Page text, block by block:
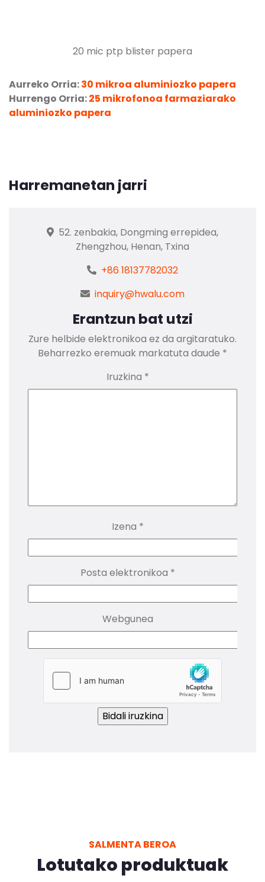
20 mic ptp blister papera
Aurreko Orria:30 mikroa aluminiozko papera
Hurrengo Orria:25 mikrofonoa farmaziarako
aluminiozko papera
Harremanetan jarri
52. zenbakia, Dongming errepidea,
Zhengzhou, Henan, Txina
+86 18137782032
inquiry@hwalu.com
Erantzun bat utzi
Zure helbide elektronikoa ez da argitaratuko.
Beharrezko eremuak markatuta daude *
Iruzkina *
Izena *
Posta elektronikoa *
Webgunea
SALMENTA BEROA
Lotutako produktuak